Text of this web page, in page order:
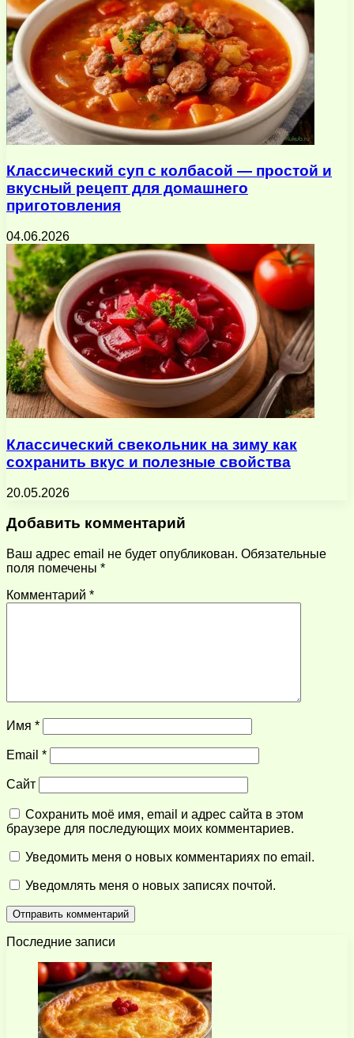
Классический суп с колбасой — простой и
вкусный рецепт для домашнего
приготовления
04.06.2026
Классический свекольник на зиму как
сохранить вкус и полезные свойства
20.05.2026
Добавить комментарий
Ваш адрес email не будет опубликован. Обязательные
поля помечены *
Комментарий *
Имя *
Email *
Сайт
Сохранить моё имя, email и адрес сайта в этом
браузере для последующих моих комментариев.
Уведомить меня о новых комментариях по email.
Уведомлять меня о новых записях почтой.
Последние записи